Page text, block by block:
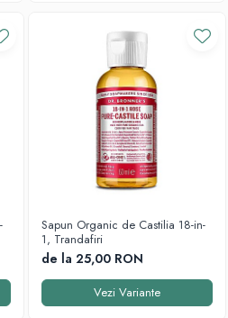
Sapun Organic de Castilia 18-in-
1, Trandafiri
de la 25,00 RON
Vezi Variante